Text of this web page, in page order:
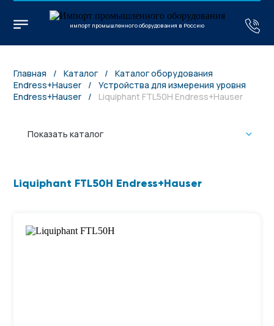
импорт промышленного оборудования в Россию
Главная / Каталог /
Каталог оборудования
Endress+Hauser
/
Устройства для измерения уровня
Endress+Hauser
/ Liquiphant FTL50H Endress+Hauser
Показать каталог
Liquiphant FTL50H Endress+Hauser